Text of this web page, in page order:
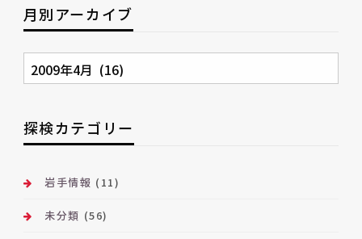
月別アーカイブ
別
ー
カ
ブ
探検カテゴリー
岩手情報 (11)
未分類 (56)